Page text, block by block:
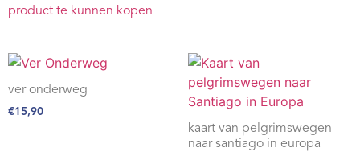
product te kunnen kopen
ver onderweg
€15,90
kaart van pelgrimswegen
naar santiago in europa